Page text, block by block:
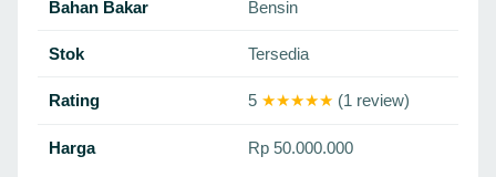
Bahan Bakar Bensin
Stok Tersedia
Rating 5 ★★★★★ (1 review)
Harga Rp 50.000.000